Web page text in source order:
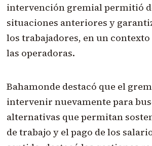
intervención gremial permitió
situaciones anteriores y
los trabajadores, en un
las operadoras.
Bahamonde destacó que el
intervenir nuevamente para
alternativas que permitan
de trabajo y el pago de los